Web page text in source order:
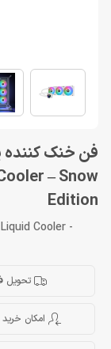
– Snow
Edition
Cooler -
تحویل
امکان